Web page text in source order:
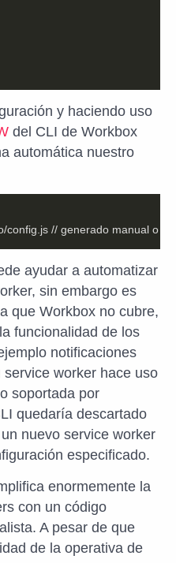
y haciendo uso
del CLI de Workbox
automática nuestro
config.js // generado manual o
ayudar a automatizar
sin embargo es
que Workbox no cubre,
funcionalidad de los
notificaciones
service worker hace uso
soportada por
quedaría descartado
nuevo service worker
especificado.
enormemente la
con un código
A pesar de que
de la operativa de